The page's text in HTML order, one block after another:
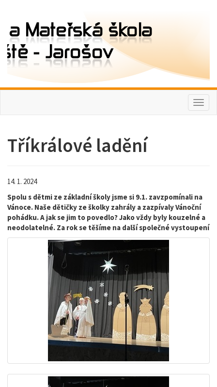
Tříkrálové ladění
14. 1. 2024
Spolu s dětmi ze základní školy jsme si 9.1. zavzpomínali na
Vánoce. Naše dětičky ze školky zahrály a zazpívaly Vánoční
pohádku. A jak se jim to povedlo? Jako vždy byly kouzelné a
neodolatelné. Za rok se těšíme na další společné vystoupení